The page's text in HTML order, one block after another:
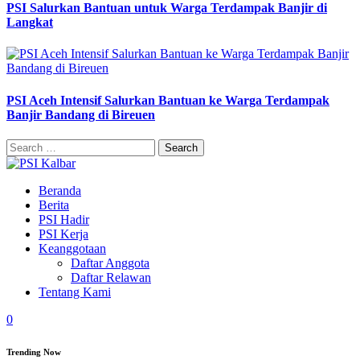
PSI Salurkan Bantuan untuk Warga Terdampak Banjir di
Langkat
PSI Aceh Intensif Salurkan Bantuan ke Warga Terdampak
Banjir Bandang di Bireuen
Search
for:
Beranda
Berita
PSI Hadir
PSI Kerja
Keanggotaan
Daftar Anggota
Daftar Relawan
Tentang Kami
0
Trending Now